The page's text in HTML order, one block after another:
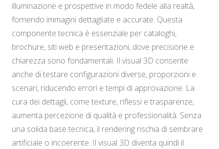
illuminazione e prospettive in modo fedele alla realtà,
fornendo immagini dettagliate e accurate. Questa
componente tecnica è essenziale per cataloghi,
brochure, siti web e presentazioni, dove precisione e
chiarezza sono fondamentali. Il visual 3D consente
anche di testare configurazioni diverse, proporzioni e
scenari, riducendo errori e tempi di approvazione. La
cura dei dettagli, come texture, riflessi e trasparenze,
aumenta percezione di qualità e professionalità. Senza
una solida base tecnica, il rendering rischia di sembrare
artificiale o incoerente. Il visual 3D diventa quindi il